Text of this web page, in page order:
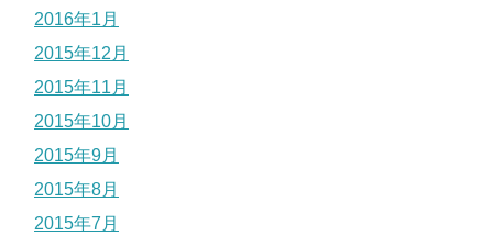
2016年1月
2015年12月
2015年11月
2015年10月
2015年9月
2015年8月
2015年7月